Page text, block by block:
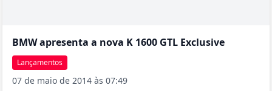
BMW apresenta a nova K 1600 GTL Exclusive
Lançamentos
07 de maio de 2014 às 07:49